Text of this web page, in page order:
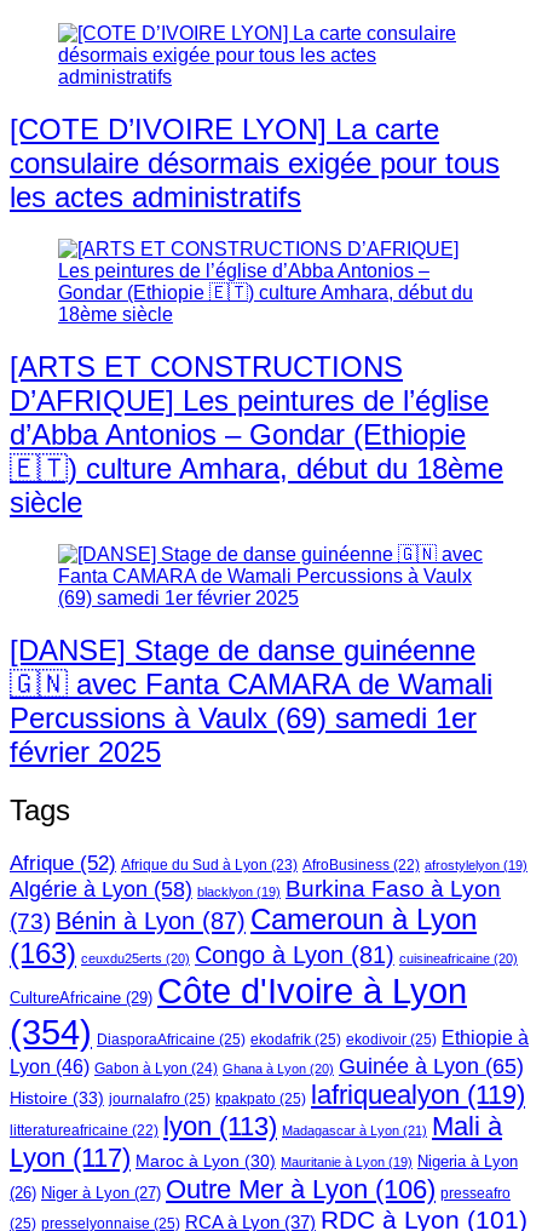
[COTE D’IVOIRE LYON] La carte
consulaire désormais exigée pour tous
les actes administratifs
[ARTS ET CONSTRUCTIONS
D’AFRIQUE] Les peintures de l’église
d’Abba Antonios – Gondar (Ethiopie
🇪🇹) culture Amhara, début du 18ème
siècle
[DANSE] Stage de danse guinéenne
🇬🇳 avec Fanta CAMARA de Wamali
Percussions à Vaulx (69) samedi 1er
février 2025
Tags
Afrique (52) Afrique du Sud à Lyon (23) AfroBusiness (22) afrostylelyon (19)
Algérie à Lyon (58) blacklyon (19) Burkina Faso à Lyon
(73) Bénin à Lyon (87) Cameroun à Lyon
(163) ceuxdu25erts (20) Congo à Lyon (81) cuisineafricaine (20)
CultureAfricaine (29) Côte d'Ivoire à Lyon
(354) DiasporaAfricaine (25) ekodafrik (25) ekodivoir (25) Ethiopie à
Lyon (46) Gabon à Lyon (24) Ghana à Lyon (20) Guinée à Lyon (65)
Histoire (33) journalafro (25) kpakpato (25) lafriquealyon (119)
litteratureafricaine (22) lyon (113) Madagascar à Lyon (21) Mali à
Lyon (117) Maroc à Lyon (30) Mauritanie à Lyon (19) Nigeria à Lyon
(26) Niger à Lyon (27) Outre Mer à Lyon (106) presseafro
(25) presselyonnaise (25) RCA à Lyon (37) RDC à Lyon (101)